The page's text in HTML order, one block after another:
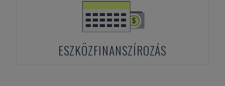
ESZKÖZFINANSZÍROZÁS